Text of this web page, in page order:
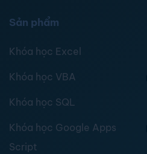
Sản phẩm
Khóa học Excel
Khóa học VBA
Khóa học SQL
Khóa học Google Apps
Script